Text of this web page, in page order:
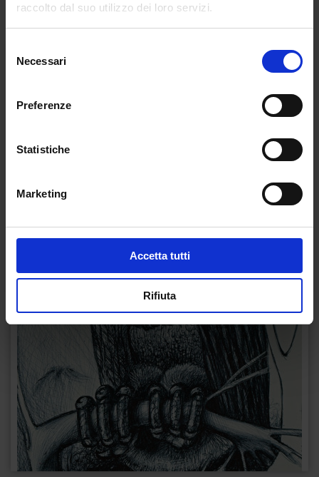
raccolto dal suo utilizzo dei loro servizi.
delNecessari
Preferenze
Statistiche
Marketing
Accetta tutti
Rifiuta